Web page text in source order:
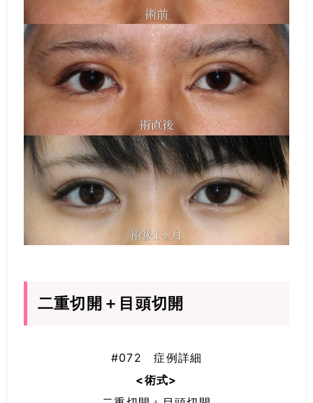
二重切開＋目頭切開
#072 症例詳細
<術式>